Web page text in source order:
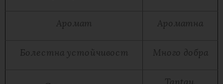
Аромат Ароматна
Болестна устойчивост Много добра